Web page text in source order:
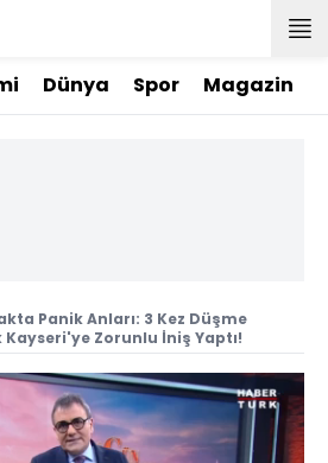
Dünya Spor Magazin
Panik Anları: 3 Kez Düşme
Zorunlu İniş Yaptı!